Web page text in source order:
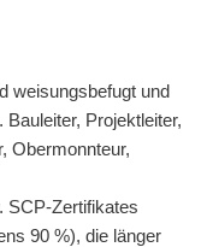
weisungsbefugt und
Projektleiter,
Obermonnteur,
SCP-Zertifikates
90 %), die länger